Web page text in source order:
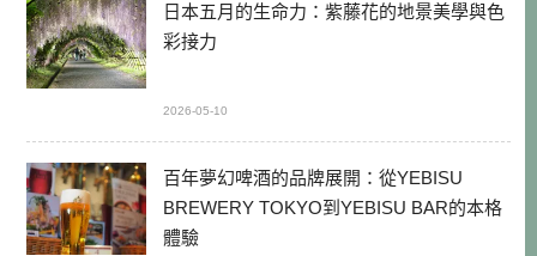
日本五月的生命力：紫藤花的地景美學與色
彩接力
2026-05-10
百年夢幻啤酒的品牌展開：從YEBISU
BREWERY TOKYO到YEBISU BAR的本格
體驗